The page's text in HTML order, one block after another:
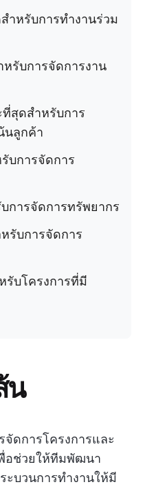
ำหรับการทำงานร่วม
หรับการจัดการงาน
ที่สุดสำหรับการ
นลูกค้า
บการจัดการ
การจัดการทรัพยากร
รับการจัดการ
รับโครงการที่มี
น
จัดการโครงการและ
อช่วยให้ทีมพัฒนา
ะบวนการทำงานให้มี